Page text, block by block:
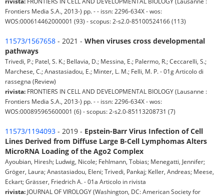
Frontiers Media S.A., 2013-) pp. - - issn: 2296-634X - wos:
WOS:000614462000001 (93) - scopus: 2-s2.0-85100524166 (113)
11573/1567658 - 2021 - When viruses cross developmental
pathways
Trivedi, P.; Patel, S. K.; Bellavia, D.; Messina, E.; Palermo, R.; Ceccarelli, S.;
Marchese, C.; Anastasiadou, E.; Minter, L. M.; Felli, M. P. - 01g Articolo di
rassegna (Review)
rivista: FRONTIERS IN CELL AND DEVELOPMENTAL BIOLOGY (Lausanne :
Frontiers Media S.A., 2013-) pp. - - issn: 2296-634X - wos:
WOS:000895965600001 (6) - scopus: 2-s2.0-85113208731 (7)
11573/1194093 - 2019 - Epstein-Barr Virus Infection of Cell
Lines Derived from Diffuse Large B-Cell Lymphomas Alters
MicroRNA Loading of the Ago2 Complex
Ayoubian, Hiresh; Ludwig, Nicole; Fehlmann, Tobias; Menegatti, Jennifer;
Gröger, Laura; Anastasiadou, Eleni; Trivedi, Pankaj; Keller, Andreas; Meese,
Eckart; Grässer, Friedrich A. - 01a Articolo in rivista
rivista: JOURNAL OF VIROLOGY (Washington, DC: American Society for